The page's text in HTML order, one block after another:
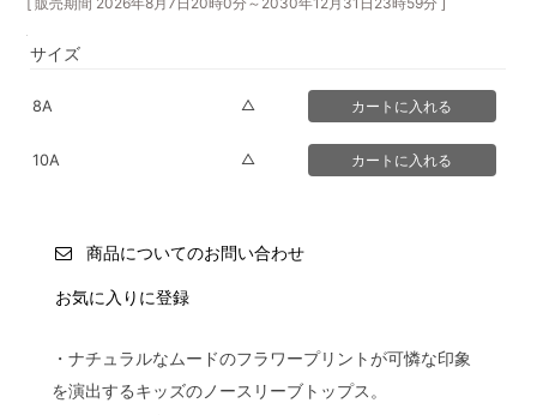
サイズ
8A △
10A △
商品についてのお問い合わせ
お気に入りに登録
・ナチュラルなムードのフラワープリントが可憐な印象
を演出するキッズのノースリーブトップス。